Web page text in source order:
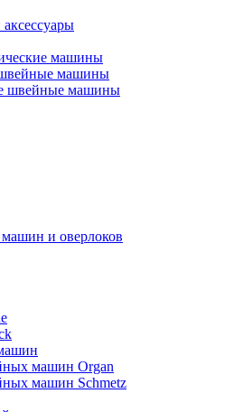
машины
машины
швейные машины
и оверлоков
машин Organ
машин Schmetz